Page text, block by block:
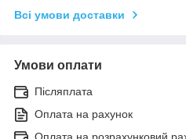
Всі умови доставки
Умови оплати
Післяплата
Оплата на рахунок
Оплата на розрахунковий